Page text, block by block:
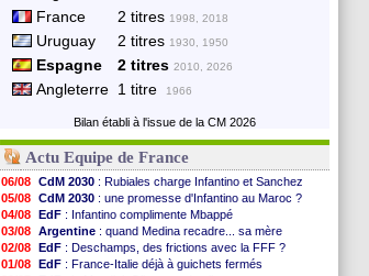
France 2 titres 1998, 2018
Uruguay 2 titres 1930, 1950
Espagne 2 titres2010, 2026
Angleterre 1 titre 1966
Bilan établi à l'issue de la CM 2026
Actu Equipe de France
06/08 CdM 2030 : Rubiales charge Infantino et Sanchez
05/08 CdM 2030 : une promesse d'Infantino au Maroc ?
04/08 EdF : Infantino complimente Mbappé
03/08 Argentine : quand Medina recadre... sa mère
02/08 EdF : Deschamps, des frictions avec la FFF ?
01/08 EdF : France-Italie déjà à guichets fermés